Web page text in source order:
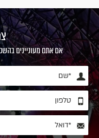
אם אתם מעוניינים